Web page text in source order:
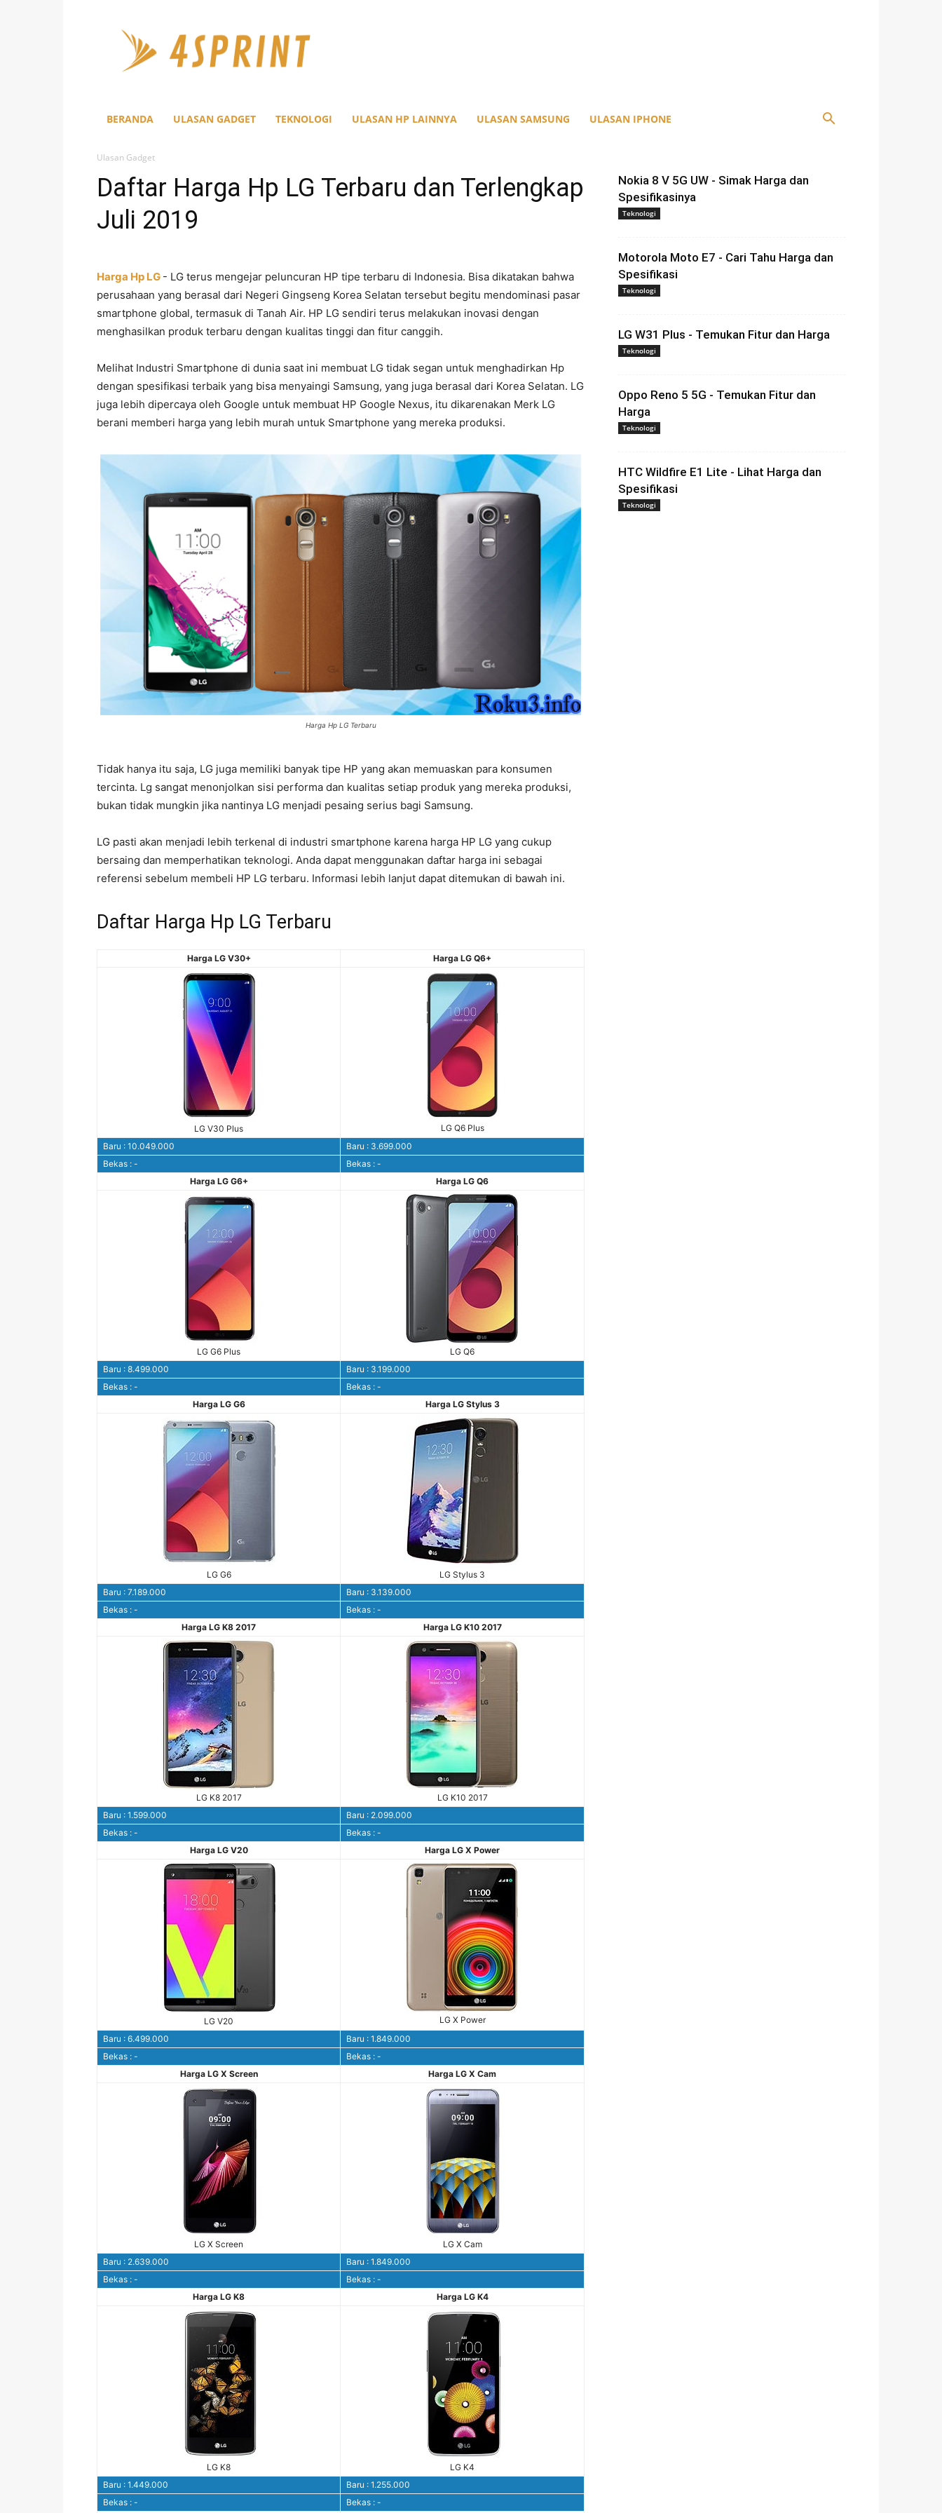
BERANDA ULASAN GADGET TEKNOLOGI ULASAN HP LAINNYA ULASAN SAMSUNG ULASAN IPHONE
Ulasan Gadget
Daftar Harga Hp LG Terbaru dan Terlengkap
Juli 2019
Harga Hp LG - LG terus mengejar peluncuran HP tipe terbaru di Indonesia. Bisa dikatakan bahwa
perusahaan yang berasal dari Negeri Gingseng Korea Selatan tersebut begitu mendominasi pasar
smartphone global, termasuk di Tanah Air. HP LG sendiri terus melakukan inovasi dengan
menghasilkan produk terbaru dengan kualitas tinggi dan fitur canggih.
Melihat Industri Smartphone di dunia saat ini membuat LG tidak segan untuk menghadirkan Hp
dengan spesifikasi terbaik yang bisa menyaingi Samsung, yang juga berasal dari Korea Selatan. LG
juga lebih dipercaya oleh Google untuk membuat HP Google Nexus, itu dikarenakan Merk LG
berani memberi harga yang lebih murah untuk Smartphone yang mereka produksi.
Harga Hp LG Terbaru
Tidak hanya itu saja, LG juga memiliki banyak tipe HP yang akan memuaskan para konsumen
tercinta. Lg sangat menonjolkan sisi performa dan kualitas setiap produk yang mereka produksi,
bukan tidak mungkin jika nantinya LG menjadi pesaing serius bagi Samsung.
LG pasti akan menjadi lebih terkenal di industri smartphone karena harga HP LG yang cukup
bersaing dan memperhatikan teknologi. Anda dapat menggunakan daftar harga ini sebagai
referensi sebelum membeli HP LG terbaru. Informasi lebih lanjut dapat ditemukan di bawah ini.
Daftar Harga Hp LG Terbaru
Harga LG V30+ Harga LG Q6+
LG V30 Plus
LG Q6 Plus
Baru : 10.049.000
Baru : 3.699.000
Bekas : -
Bekas : -
Harga LG G6+
Harga LG Q6
LG G6 Plus
LG Q6
Baru : 8.499.000
Baru : 3.199.000
Bekas : -
Bekas : -
Harga LG G6
Harga LG Stylus 3
LG G6
LG Stylus 3
Baru : 7.189.000
Baru : 3.139.000
Bekas : -
Bekas : -
Harga LG K8 2017
Harga LG K10 2017
LG K8 2017
LG K10 2017
Baru : 1.599.000
Baru : 2.099.000
Bekas : -
Bekas : -
Harga LG V20
Harga LG X Power
LG V20
LG X Power
Baru : 6.499.000
Baru : 1.849.000
Bekas : -
Bekas : -
Harga LG X Screen
Harga LG X Cam
LG X Screen
LG X Cam
Baru : 2.639.000
Baru : 1.849.000
Bekas : -
Bekas : -
Harga LG K8
Harga LG K4
LG K8
LG K4
Baru : 1.449.000
Baru : 1.255.000
Bekas : -
Bekas : -
Nokia 8 V 5G UW - Simak Harga dan
Spesifikasinya
Teknologi
Motorola Moto E7 - Cari Tahu Harga dan
Spesifikasi
Teknologi
LG W31 Plus - Temukan Fitur dan Harga
Teknologi
Oppo Reno 5 5G - Temukan Fitur dan
Harga
Teknologi
HTC Wildfire E1 Lite - Lihat Harga dan
Spesifikasi
Teknologi